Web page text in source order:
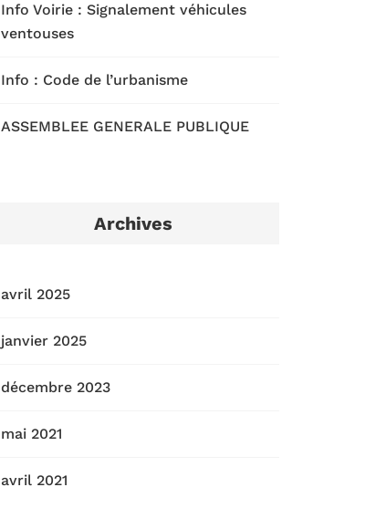
Info Voirie : Signalement véhicules
ventouses
Info : Code de l’urbanisme
ASSEMBLEE GENERALE PUBLIQUE
Archives
avril 2025
janvier 2025
décembre 2023
mai 2021
avril 2021